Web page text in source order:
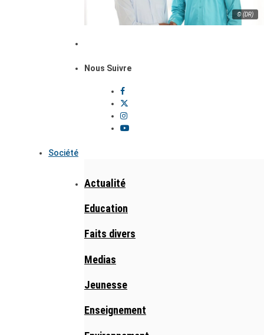
© (DR)
Nous Suivre
Société
Actualité
Education
Faits divers
Medias
Jeunesse
Enseignement